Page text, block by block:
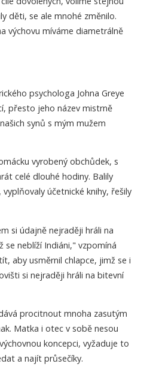
děti, se ale mnohé změnilo.
výchovu míváme diametrálně
psychologa Johna Greye
přesto jeho název mistrně
synů s mým mužem
vyrobený obchůdek, s
celé dlouhé hodiny. Balily
účetnické knihy, řešily
si údajně nejraději hráli na
se neblíží Indiáni," vzpomíná
aby usměrnil chlapce, jimž se i
si nejraději hráli na bitevní
procitnout mnoha zasutým
Matka i otec v sobě nesou
koncepci, vyžaduje to
a najít průsečíky.